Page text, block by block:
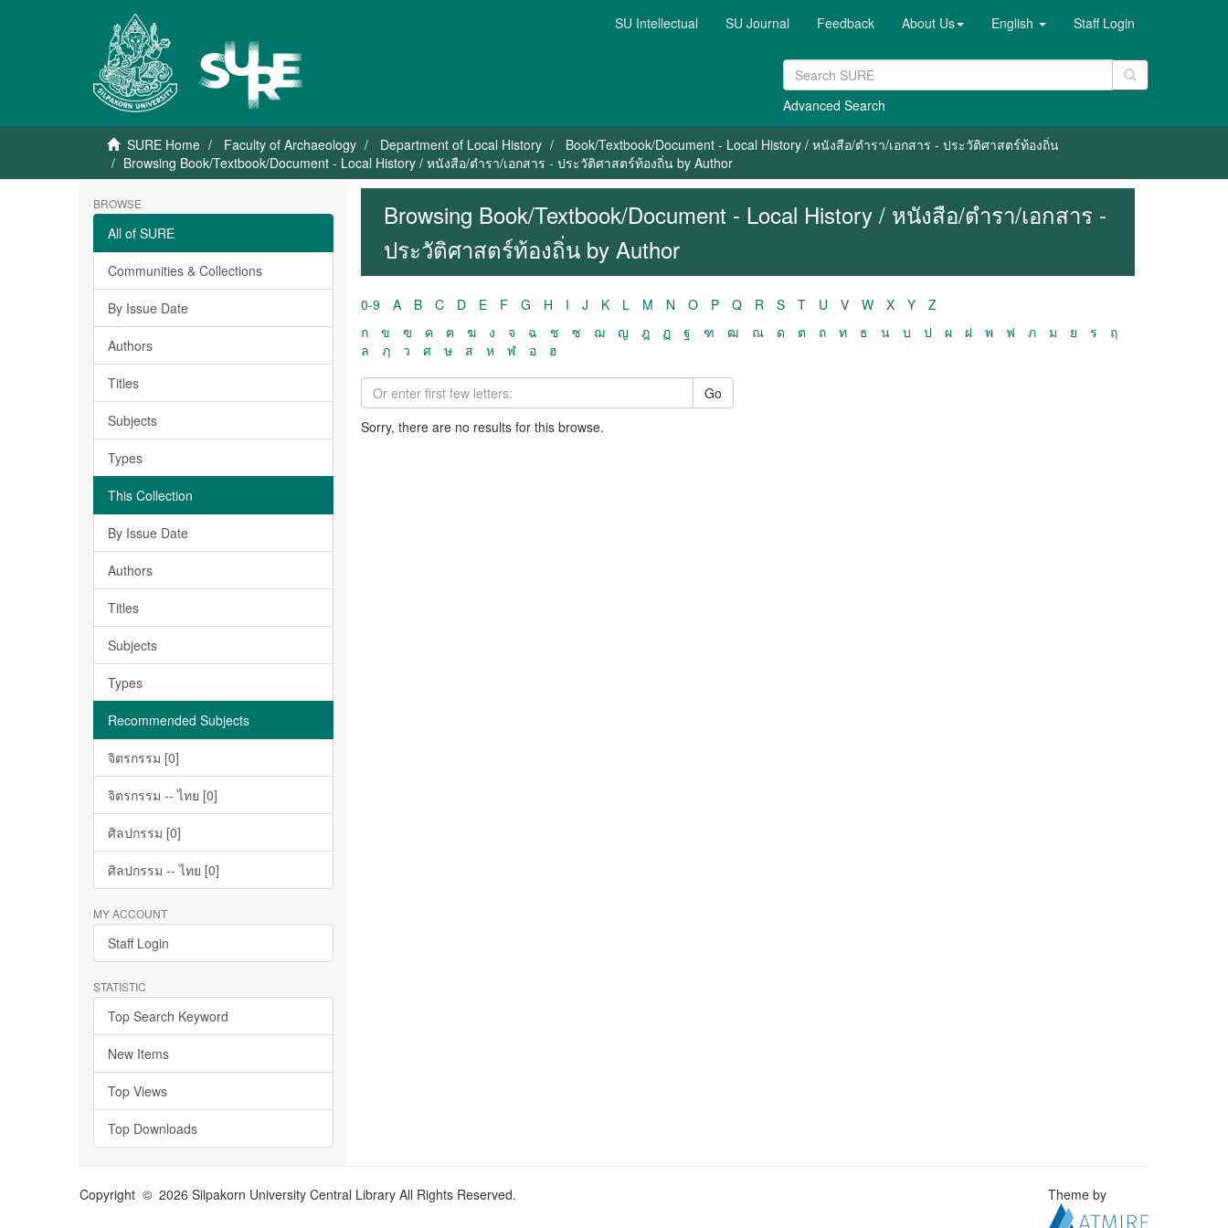
SU Intellectual SU Journal Feedback About Us English Staff Login
Advanced Search
SURE Home Faculty of Archaeology Department of Local History
Book/Textbook/Document - Local History / หนังสือ/ตำรา/เอกสาร - ประวัติศาสตร์ท้องถิ่น
Browsing Book/Textbook/Document - Local History / หนังสือ/ตำรา/เอกสาร - ประวัติศาสตร์ท้องถิ่น by Author
BROWSE
All of SURE
Communities & Collections
By Issue Date
Authors
Titles
Subjects
Types
This Collection
By Issue Date
Authors
Titles
Subjects
Types
Recommended Subjects
จิตรกรรม [0]
จิตรกรรม -- ไทย [0]
ศิลปกรรม [0]
ศิลปกรรม -- ไทย [0]
MY ACCOUNT
Staff Login
STATISTIC
Top Search Keyword
New Items
Top Views
Top Downloads
Browsing Book/Textbook/Document - Local History / หนังสือ/ตำรา/เอกสาร -
ประวัติศาสตร์ท้องถิ่น by Author
0-9 A B C D E F G H I J K L M N O P Q R S T U V W X Y
Z
ก
ข ฃ ค ฅ ฆ ง จ ฉ ช ซ ฌ ญ ฎ ฏ ฐ ฑ ฒ ณ ด ต ถ ท ธ น บ ป ผ ฝ พ ฟ ภ ม ย ร
ฤ
ล
ฦ ว ศ ษ ส ห ฬ อ ฮ
Go
Sorry, there are no results for this browse.
Copyright © 2026 Silpakorn University Central Library All Rights Reserved. Theme by